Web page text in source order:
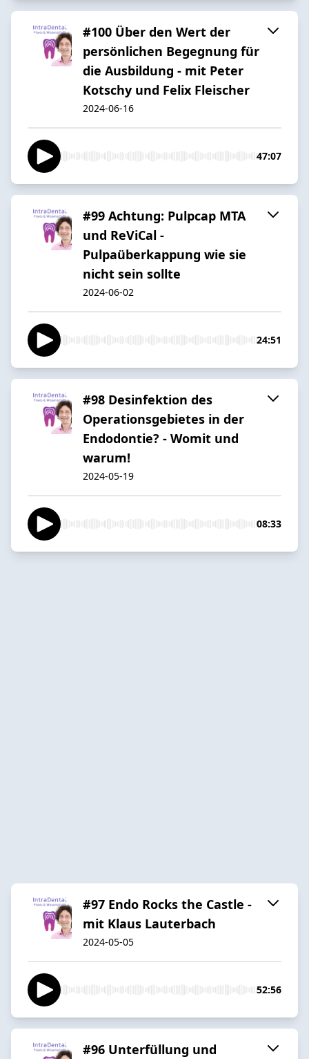
#100 Über den Wert der
persönlichen Begegnung für
die Ausbildung - mit Peter
Kotschy und Felix Fleischer
2024-06-16
47:07
#99 Achtung: Pulpcap MTA
und ReViCal -
Pulpaüberkappung wie sie
nicht sein sollte
2024-06-02
24:51
#98 Desinfektion des
Operationsgebietes in der
Endodontie? - Womit und
warum!
2024-05-19
08:33
#97 Endo Rocks the Castle -
mit Klaus Lauterbach
2024-05-05
52:56
#96 Unterfüllung und